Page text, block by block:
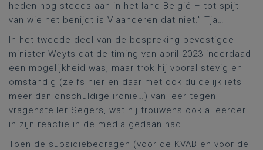
heden nog steeds aan in het land België – tot spijt
van wie het benijdt is Vlaanderen dat niet.” Tja…
In het tweede deel van de bespreking bevestigde
minister Weyts dat de timing van april 2023 inderdaad
een mogelijkheid was, maar trok hij vooral stevig en
omstandig (zelfs hier en daar met ook duidelijk iets
meer dan onschuldige ironie…) van leer tegen
vragensteller Segers, wat hij trouwens ook al eerder
in zijn reactie in de media gedaan had.
Toen de subsidiebedragen (voor de KVAB en voor de